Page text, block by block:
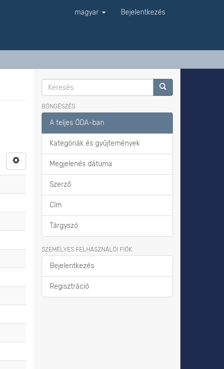
magyar Bejelentkezés
BÖNGÉSZÉS
A teljes ÓDA-ban
Kategóriák és gyűjtemények
Megjelenés dátuma
Szerző
Cím
Tárgyszó
SZEMÉLYES FELHASZNÁLÓI FIÓK
Bejelentkezés
Regisztráció